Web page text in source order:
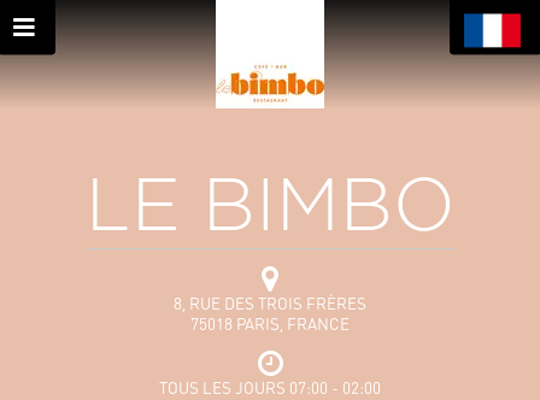
LE BIMBO
8, RUE DES TROIS FRÈRES
75018 PARIS, FRANCE
TOUS LES JOURS 07:00 - 02:00